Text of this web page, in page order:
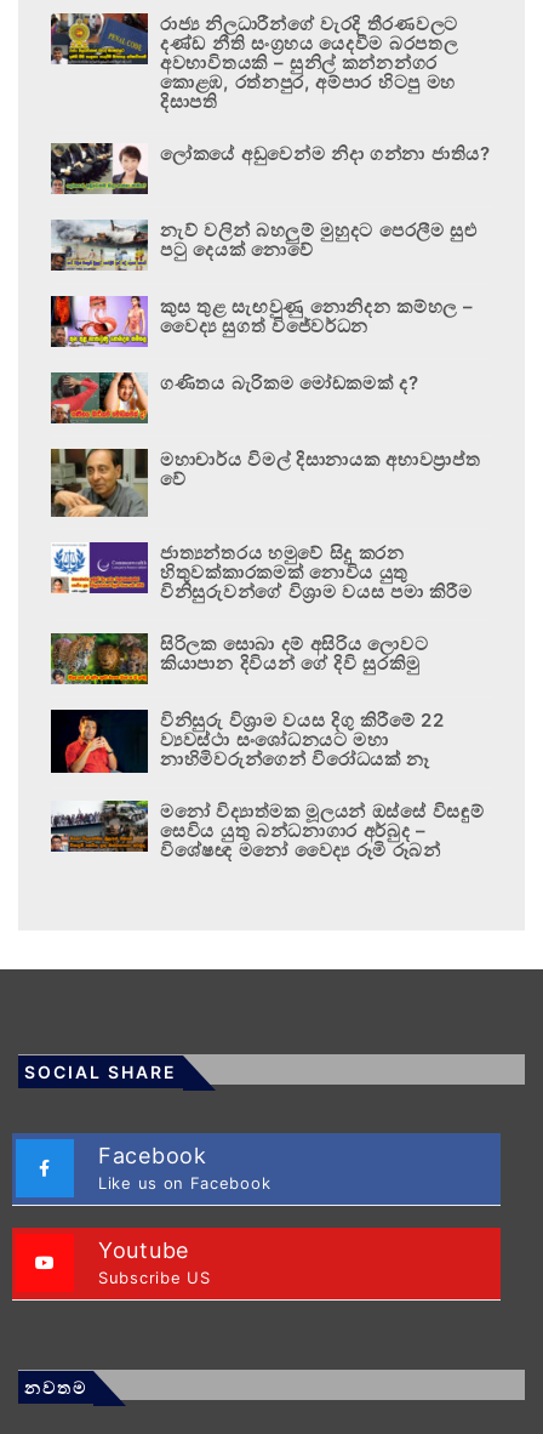
රාජ්‍ය නිලධාරීන්ගේ වැරදි තීරණවලට
දණ්ඩ නීති සංග්‍රහය යෙදවීම බරපතල
අවභාවිතයකි – සුනිල් කන්නන්ගර
කොළඹ, රත්නපුර, අම්පාර හිටපු මහ
දිසාපති
ලෝකයේ අඩුවෙන්ම නිදා ගන්නා ජාතිය?
නැව් වලින් බහලුම් මුහුදට පෙරලීම සුළු
පටු දෙයක් නොවේ
කුස තුළ සැඟවුණු නොනිදන කම්හල –
වෛද්‍ය සුගත් විජේවර්ධන
ගණිතය බැරිකම මෝඩකමක් ද?
මහාචාර්ය විමල් දිසානායක අභාවප්‍රාප්ත
වේ
ජාත්‍යන්තරය හමුවේ සිදු කරන
හිතුවක්කාරකමක් නොවිය යුතු
විනිසුරුවන්ගේ විශ්‍රාම වයස පමා කිරීම
සිරිලක සොබා දම් අසිරිය ලොවට
කියාපාන දිවියන් ගේ දිවි සුරකිමු
විනිසුරු විශ්‍රාම වයස දිගු කිරීමේ 22
ව්‍යවස්ථා සංශෝධනයට මහා
නාහිමිවරුන්ගෙන් විරෝධයක් නෑ
මනෝ විද්‍යාත්මක මූලයන් ඔස්සේ විසඳුම්
සෙවිය යුතු බන්ධනාගාර අර්බුද –
විශේෂඥ මනෝ වෛද්‍ය රූමි රූබන්
SOCIAL SHARE
Facebook
Like us on Facebook
Youtube
Subscribe US
නවතම